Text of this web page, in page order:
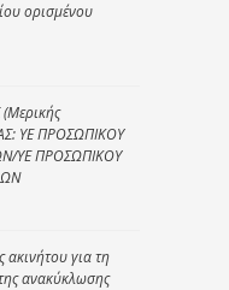
ορισμένου
ΥΕ ΠΡΟΣΩΠΙΚΟΥ
ΥΕ ΠΡΟΣΩΠΙΚΟΥ
για τη
ανακύκλωσης